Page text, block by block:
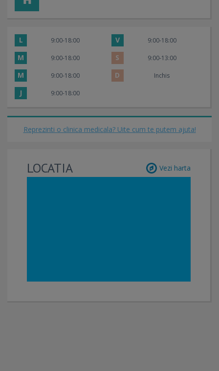
L 9:00-18:00 V 9:00-18:00
M 9:00-18:00 S 9:00-13:00
M 9:00-18:00 D Inchis
J 9:00-18:00
Reprezinti o clinica medicala? Uite cum te putem ajuta!
LOCATIA Vezi harta